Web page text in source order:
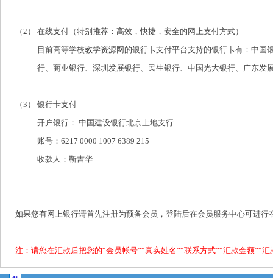
（2）
在线支付（特别推荐：高效，快捷，安全的网上支付方式）
目前高等学校教学资源网的银行卡支付平台支持的银行卡有：中
行、商业银行、深圳发展银行、民生银行、中国光大银行、广东
（3）
银行卡支付
开户银行： 中国建设银行北京上地支行
账号：6217 0000 1007 6389 215
收款人：靳吉华
如果您有网上银行请首先注册为预备会员，登陆后在会员服务中心可进
注：请您在汇款后把您的“会员帐号”“真实姓名”“联系方式”“汇款金额”“